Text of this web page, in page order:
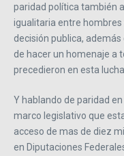
paridad política también
igualitaria entre hombres
decisión publica,
de hacer un homenaje a
precedieron en esta lucha.
Y hablando de paridad
marco legislativo que
acceso de mas de diez
en Diputaciones